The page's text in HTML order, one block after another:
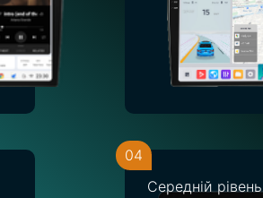
04
Середній рівень